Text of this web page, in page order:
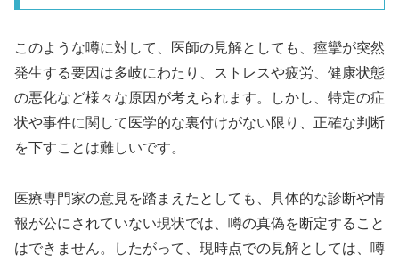
このような噂に対して、医師の見解としても、痙攣が突然
発生する要因は多岐にわたり、ストレスや疲労、健康状態
の悪化など様々な原因が考えられます。しかし、特定の症
状や事件に関して医学的な裏付けがない限り、正確な判断
を下すことは難しいです。
医療専門家の意見を踏まえたとしても、具体的な診断や情
報が公にされていない現状では、噂の真偽を断定すること
はできません。したがって、現時点での見解としては、噂